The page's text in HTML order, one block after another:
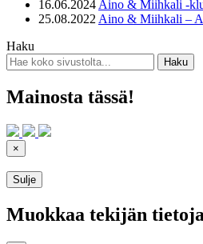
16.06.2024 Aino & Miihkali -
25.08.2022 Aino & Miihkali –
Haku
Mainosta tässä!
×
Sulje
Muokkaa tekijän tietoja